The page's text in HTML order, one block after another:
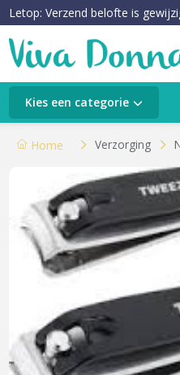
Letop: Verzend belofte is
Kies een categorie
Categorieën
Verzorging
Make-up
Huidtypes &
Baby & Kids
Voeding &
Sale
Home Verzorging